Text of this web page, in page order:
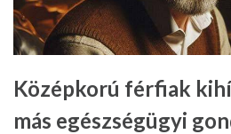
Középkorú férfiak
más egészségügyi